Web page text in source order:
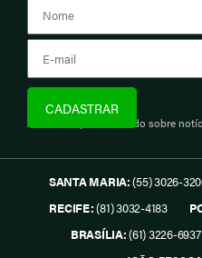
Assine e fique informado sobre
SANTA MARIA:(55) 3026-
RECIFE:(81) 3032-4183
BRASÍLIA:(61) 3226-6937